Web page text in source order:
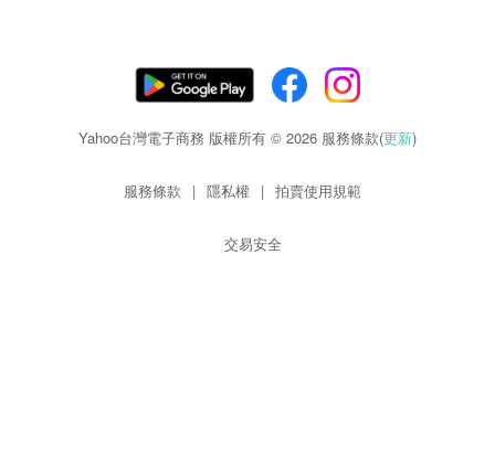
Yahoo台灣電子商務 版權所有 © 2026 服務條款(更新)
服務條款 | 隱私權 | 拍賣使用規範
交易安全